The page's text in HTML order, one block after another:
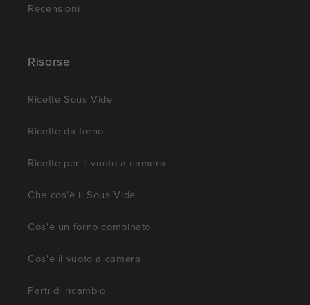
Recensioni
Risorse
Ricette Sous Vide
Ricette da forno
Ricette per il vuoto a camera
Che cos'è il Sous Vide
Cos'è un forno combinato
Cos'è il vuoto a camera
Parti di ricambio